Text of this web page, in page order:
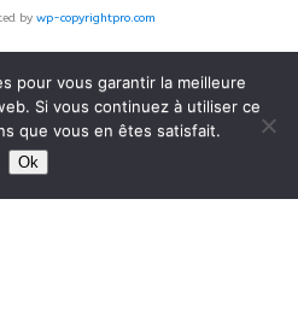
by wp-copyrightpro.com
pour vous garantir la meilleure
Si vous continuez à utiliser ce
que vous en êtes satisfait.
Ok